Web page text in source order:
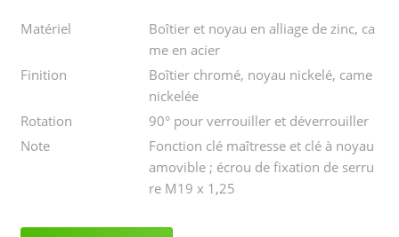
Matériel
Boîtier et noyau en alliage de zinc, ca
me en acier
Finition
Boîtier chromé, noyau nickelé, came
nickelée
Rotation
90° pour verrouiller et déverrouiller
Note
Fonction clé maîtresse et clé à noyau
amovible ; écrou de fixation de serru
re M19 x 1,25